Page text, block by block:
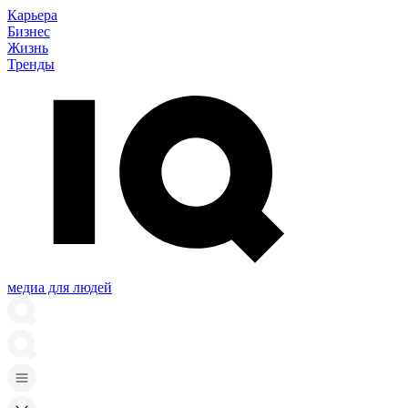
Карьера
Бизнес
Жизнь
Тренды
медиа для людей